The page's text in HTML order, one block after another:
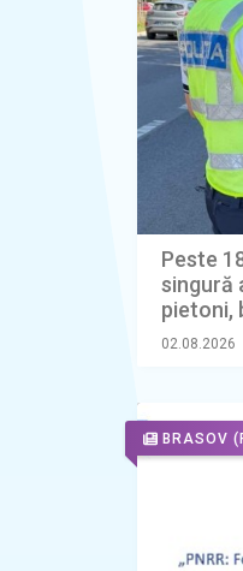
Peste
singură
pietoni,
02.08.2026
BRASOV